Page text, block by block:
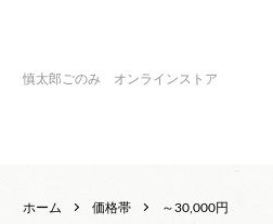
慎太郎ごのみ オンラインストア
ホーム 価格帯 ～30,000円